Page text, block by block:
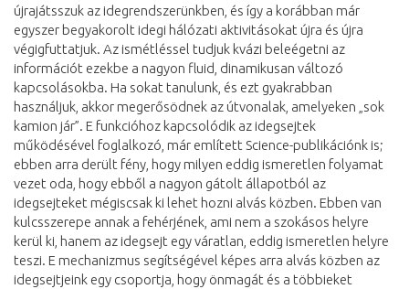
újrajátsszuk az idegrendszerünkben, és így a korábban már
egyszer begyakorolt idegi hálózati aktivitásokat újra és újra
végigfuttatjuk. Az ismétléssel tudjuk kvázi beleégetni az
információt ezekbe a nagyon fluid, dinamikusan változó
kapcsolásokba. Ha sokat tanulunk, és ezt gyakrabban
használjuk, akkor megerősödnek az útvonalak, amelyeken „sok
kamion jár”. E funkcióhoz kapcsolódik az idegsejtek
működésével foglalkozó, már említett Science-publikációnk is;
ebben arra derült fény, hogy milyen eddig ismeretlen folyamat
vezet oda, hogy ebből a nagyon gátolt állapotból az
idegsejteket mégiscsak ki lehet hozni alvás közben. Ebben van
kulcsszerepe annak a fehérjének, ami nem a szokásos helyre
kerül ki, hanem az idegsejt egy váratlan, eddig ismeretlen helyre
teszi. E mechanizmus segítségével képes arra alvás közben az
idegsejtjeink egy csoportja, hogy önmagát és a többieket